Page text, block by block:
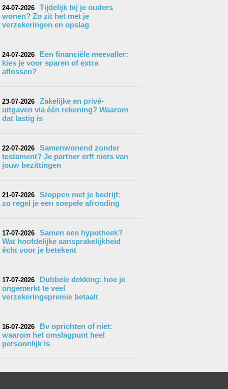
24-07-2026
Tijdelijk bij je ouders
wonen? Zo zit het met je
verzekeringen en opslag
24-07-2026
Een financiële meevaller:
kies je voor sparen of extra
aflossen?
23-07-2026
Zakelijke en privé-
uitgaven via één rekening? Waarom
dat lastig is
22-07-2026
Samenwonend zonder
testament? Je partner erft niets van
jouw bezittingen
21-07-2026
Stoppen met je bedrijf:
zo regel je een soepele afronding
17-07-2026
Samen een hypotheek?
Wat hoofdelijke aansprakelijkheid
écht voor je betekent
17-07-2026
Dubbele dekking: hoe je
ongemerkt te veel
verzekeringspremie betaalt
16-07-2026
Bv oprichten of niet:
waarom het omslagpunt heel
persoonlijk is